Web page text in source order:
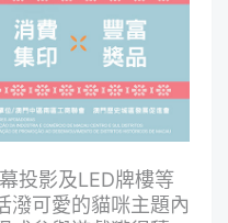
投影及LED牌樓等
潑可愛的貓咪主題內